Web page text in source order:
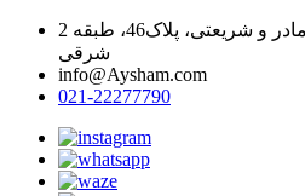
خیابان میرداماد، بین میدان مادر و شریعتی، پلاک46، طبقه 2
شرقی
info@Aysham.com
021-22277790